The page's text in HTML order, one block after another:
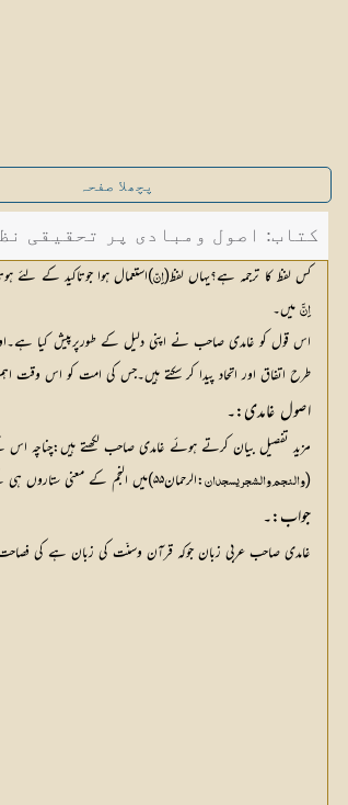
پچھلا صفحہ
کتاب: اصول ومبادی پر تحقیقی نظر
کس لفظ کا ترجمہ ہے؟یہاں لفظ(اِنّ)استعمال ہوا جوتاکید کے لئے
اِنَّ میں۔
اس قول کو غامدی صاحب نے اپنی دلیل کے طورپرپیش کیا
طرح اتفاق اور اتحاد پیدا کر سکتے ہیں۔جس کی امت کو اس
اصول غامدی:۔
مزید تفصیل بیان کرتے ہوئے غامدی صاحب لکھتے ہیں:چناچہ
(والنجم والشجر یسجدان :الرحمان۵۵)میں النجم کے معنی ستاروں ہی کے ہو سکتے ہیں ’’
جواب:۔
غامدی صاحب عربی زبان جوکہ قرآن وسنّت کی زبان ہے کی